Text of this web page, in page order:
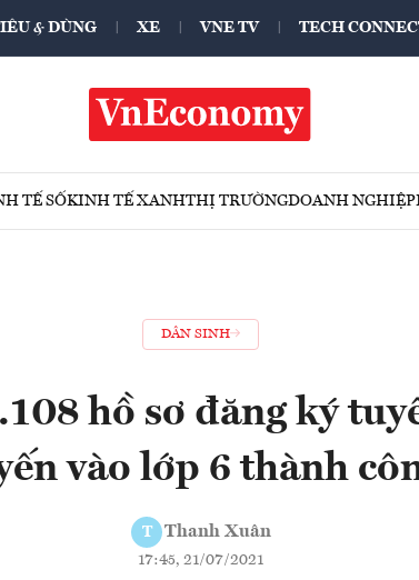
& DÙNG XE VNE TV TECH
TẾ SỐKINH TẾ XANHTHỊ TRƯỜNGDOANH NGHIỆP
DÂN SINH
hồ sơ đăng ký
vào lớp 6 thành
T Thanh Xuân
17:45, 21/07/2021